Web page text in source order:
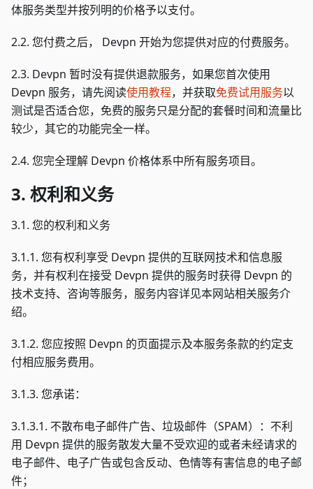
体服务类型并按列明的价格予以支付。
2.2. 您付费之后， Devpn 开始为您提供对应的付费服务。
2.3. Devpn 暂时没有提供退款服务，如果您首次使用
Devpn 服务，请先阅读使用教程，并获取免费试用服务以
测试是否适合您，免费的服务只是分配的套餐时间和流量比
较少，其它的功能完全一样。
2.4. 您完全理解 Devpn 价格体系中所有服务项目。
3. 权利和义务
3.1. 您的权利和义务
3.1.1. 您有权利享受 Devpn 提供的互联网技术和信息服
务，并有权利在接受 Devpn 提供的服务时获得 Devpn 的
技术支持、咨询等服务，服务内容详见本网站相关服务介
绍。
3.1.2. 您应按照 Devpn 的页面提示及本服务条款的约定支
付相应服务费用。
3.1.3. 您承诺：
3.1.3.1. 不散布电子邮件广告、垃圾邮件（SPAM）：不利
用 Devpn 提供的服务散发大量不受欢迎的或者未经请求的
电子邮件、电子广告或包含反动、色情等有害信息的电子邮
件；